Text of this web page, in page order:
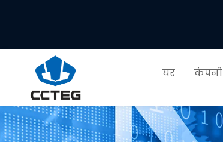
घर कंपनी